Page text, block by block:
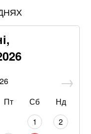
нову гучну
на ухвалення
потиснути
Діденко назвала
Пт Сб Нд
1
2